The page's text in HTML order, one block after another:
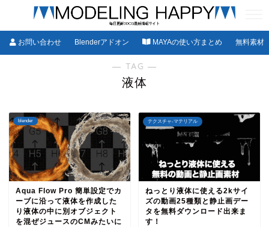
お問い合わせ Blenderアドオン MAYAの使い方まとめ 無料素材
― TAG ―
液体
blender
Aqua Flow Pro 簡単設定でカ
ーブに沿って液体を作成した
り液体の中に別オブジェクト
を混ぜジュースのCMみたいに
テクスチャ-マテリアル
ねっとり液体に使える2kサイ
ズの動画25種類と静止画デー
タを無料ダウンロード出来ま
す！